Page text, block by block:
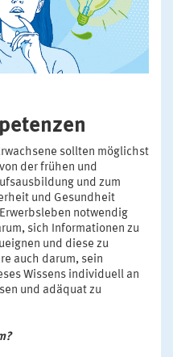
sollten möglichst
der frühen und
und zum
und Gesundheit
notwendig
sich Informationen zu
und diese zu
auch darum, sein
Wissens individuell an
und adäquat zu